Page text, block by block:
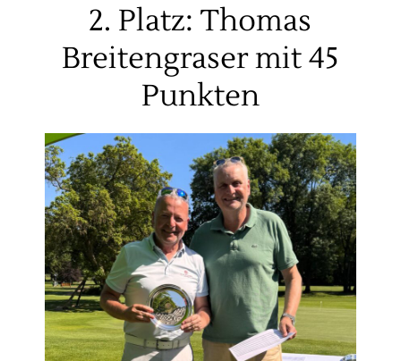
2. Platz: Thomas
Breitengraser mit 45
Punkten